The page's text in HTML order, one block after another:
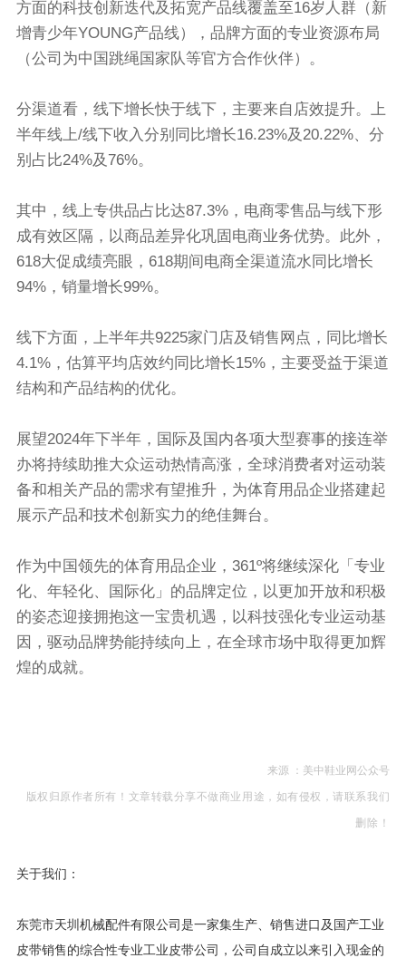
方面的科技创新迭代及拓宽产品线覆盖至16岁人群（新
增青少年YOUNG产品线），品牌方面的专业资源布局
（公司为中国跳绳国家队等官方合作伙伴）。
分渠道看，线下增长快于线下，主要来自店效提升。上
半年线上/线下收入分别同比增长16.23%及20.22%、分
别占比24%及76%。
其中，线上专供品占比达87.3%，电商零售品与线下形
成有效区隔，以商品差异化巩固电商业务优势。此外，
618大促成绩亮眼，618期间电商全渠道流水同比增长
94%，销量增长99%。
线下方面，上半年共9225家门店及销售网点，同比增长
4.1%，估算平均店效约同比增长15%，主要受益于渠道
结构和产品结构的优化。
展望2024年下半年，国际及国内各项大型赛事的接连举
办将持续助推大众运动热情高涨，全球消费者对运动装
备和相关产品的需求有望推升，为体育用品企业搭建起
展示产品和技术创新实力的绝佳舞台。
作为中国领先的体育用品企业，361º将继续深化「专业
化、年轻化、国际化」的品牌定位，以更加开放和积极
的姿态迎接拥抱这一宝贵机遇，以科技强化专业运动基
因，驱动品牌势能持续向上，在全球市场中取得更加辉
煌的成就。
来源 ：美中鞋业网公众号
版权归原作者所有！ 文章转载分享不做商业用途，如有侵权，请联系我们
删除！
关于我们：
东莞市天圳机械配件有限公司是一家集生产、销售进口及国产工业
皮带销售的综合性专业工业皮带公司，公司自成立以来引入现金的